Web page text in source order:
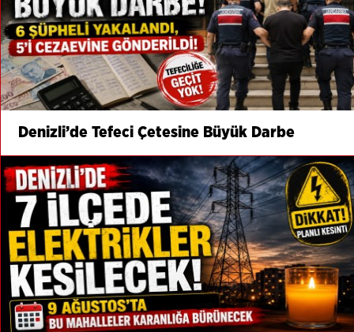
Denizli’de Tefeci Çetesine Büyük Darbe